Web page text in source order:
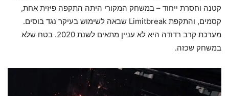
קטנה וחסרת ייחוד – במשחק המקורי היתה התקפה פיזית אחת,
קסמים, והתקפת Limitbreak שבאה לשימוש בעיקר נגד בוסים.
מערכת קרב רדודה היא לא עניין מתאים לשנת 2020. בטח שלא
במשחק שכזה.